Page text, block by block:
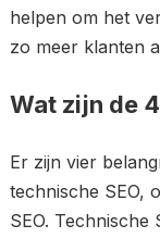
helpen om het
zo meer klanten
Wat zijn de
Er zijn vier
technische SEO,
SEO. Technische